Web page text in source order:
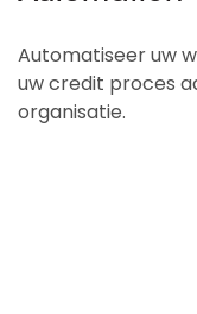
Automatiseer uw
uw credit proces
organisatie.